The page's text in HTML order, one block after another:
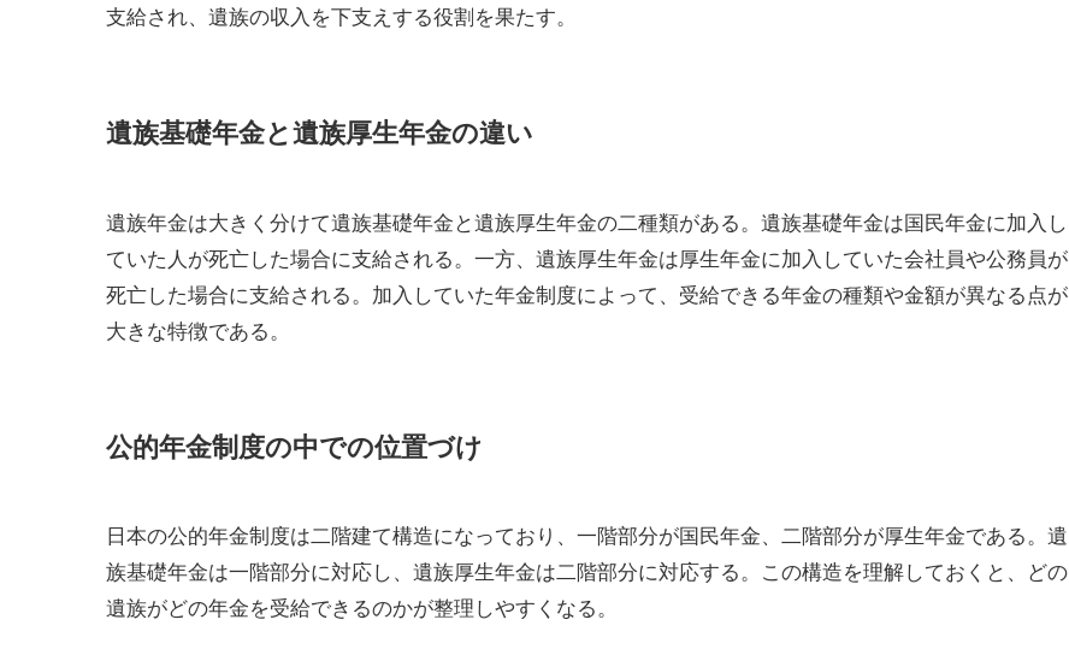
支給され、遺族の収入を下支えする役割を果たす。
遺族基礎年金と遺族厚生年金の違い
遺族年金は大きく分けて遺族基礎年金と遺族厚生年金の二種類がある。遺族基礎年金は国民年金に加入し
ていた人が死亡した場合に支給される。一方、遺族厚生年金は厚生年金に加入していた会社員や公務員が
死亡した場合に支給される。加入していた年金制度によって、受給できる年金の種類や金額が異なる点が
大きな特徴である。
公的年金制度の中での位置づけ
日本の公的年金制度は二階建て構造になっており、一階部分が国民年金、二階部分が厚生年金である。遺
族基礎年金は一階部分に対応し、遺族厚生年金は二階部分に対応する。この構造を理解しておくと、どの
遺族がどの年金を受給できるのかが整理しやすくなる。